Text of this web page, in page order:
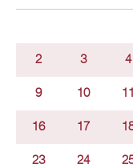
2 3 4
9 10 11
16 17
23 24